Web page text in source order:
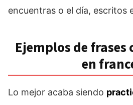
encuentras o el día, escritos
Ejemplos de frases
en
Lo mejor acaba siendo